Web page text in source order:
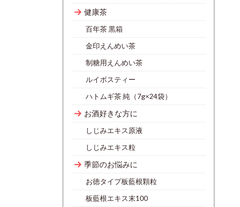
健康茶
百年茶 黒箱
金印えんめい茶
制糖用えんめい茶
ルイボスティー
ハトムギ茶 純（7g×24袋）
お酒好きな方に
しじみエキス原液
しじみエキス粒
季節のお悩みに
お徳タイプ板藍根顆粒
板藍根エキス末100